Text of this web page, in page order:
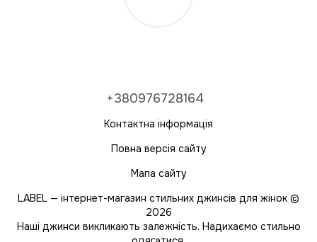
+380976728164
Контактна інформація
Повна версія сайту
Мапа сайту
LABEL — інтернет-магазин стильних джинсів для жінок ©
2026
Наші джинси викликають залежність. Надихаємо стильно